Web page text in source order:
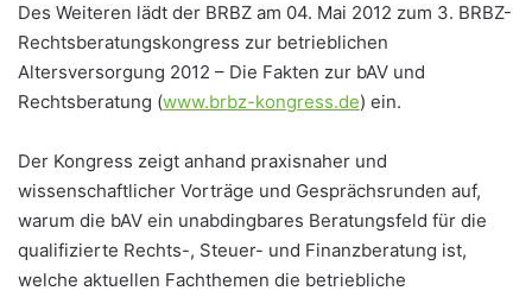
Des Weiteren lädt der BRBZ am 04. Mai 2012 zum 3. BRBZ-
Rechtsberatungskongress zur betrieblichen
Altersversorgung 2012 – Die Fakten zur bAV und
Rechtsberatung (www.brbz-kongress.de) ein.
Der Kongress zeigt anhand praxisnaher und
wissenschaftlicher Vorträge und Gesprächsrunden auf,
warum die bAV ein unabdingbares Beratungsfeld für die
qualifizierte Rechts-, Steuer- und Finanzberatung ist,
welche aktuellen Fachthemen die betriebliche